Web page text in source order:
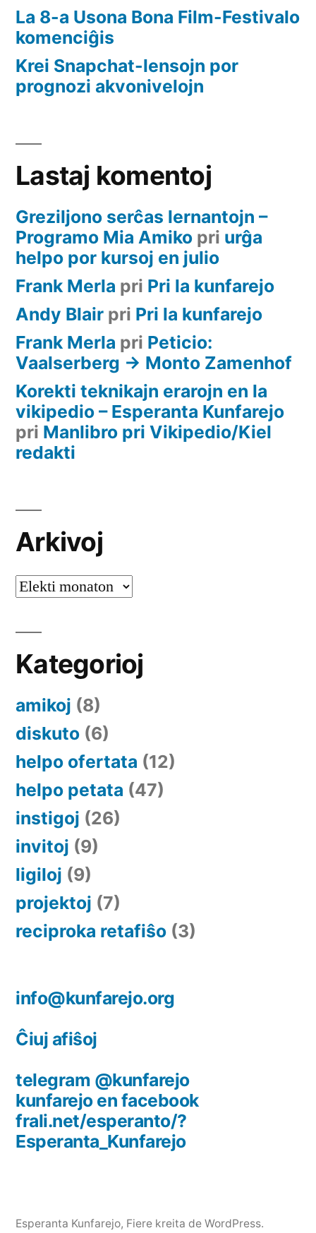
La 8-a Usona Bona Film-Festivalo
komenciĝis
Krei Snapchat-lensojn por
prognozi akvonivelojn
Lastaj komentoj
Greziljono serĉas lernantojn –
Programo Mia Amiko pri urĝa
helpo por kursoj en julio
Frank Merla pri Pri la kunfarejo
Andy Blair pri Pri la kunfarejo
Frank Merla pri Peticio:
Vaalserberg -> Monto Zamenhof
Korekti teknikajn erarojn en la
vikipedio – Esperanta Kunfarejo
pri Manlibro pri Vikipedio/Kiel
redakti
Arkivoj
Arkivoj
Kategorioj
amikoj (8)
diskuto (6)
helpo ofertata (12)
helpo petata (47)
instigoj (26)
invitoj (9)
ligiloj (9)
projektoj (7)
reciproka retafiŝo (3)
info@kunfarejo.org
Ĉiuj afiŝoj
telegram @kunfarejo
kunfarejo en facebook
frali.net/esperanto/?
Esperanta_Kunfarejo
Esperanta Kunfarejo, Fiere kreita de WordPress.